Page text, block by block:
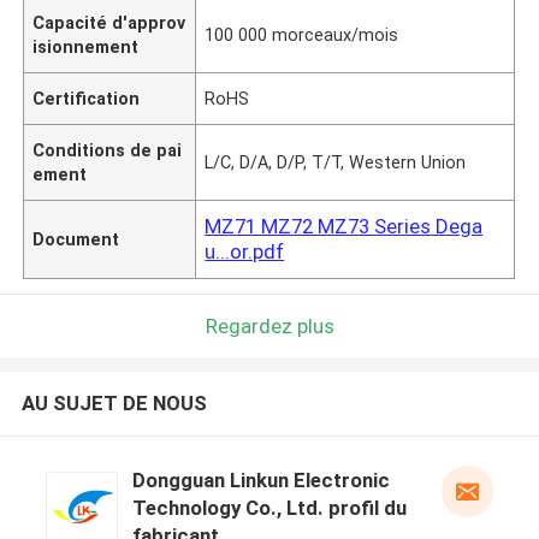
Capacité d'approv
isionnement
100 000 morceaux/mois
Certification RoHS
Conditions de pai
ement
L/C, D/A, D/P, T/T, Western Union
Document
MZ71 MZ72 MZ73 Series Dega
u...or.pdf
Regardez plus
AU SUJET DE NOUS
Dongguan Linkun Electronic
Technology Co., Ltd. profil du